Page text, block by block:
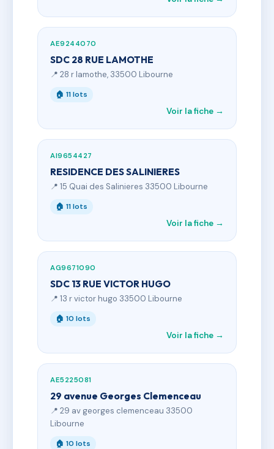
AE9244070
SDC 28 RUE LAMOTHE
📍 28 r lamothe, 33500 Libourne
🏠 11 lots
Voir la fiche →
AI9654427
RESIDENCE DES SALINIERES
📍 15 Quai des Salinieres 33500 Libourne
🏠 11 lots
Voir la fiche →
AG9671090
SDC 13 RUE VICTOR HUGO
📍 13 r victor hugo 33500 Libourne
🏠 10 lots
Voir la fiche →
AE5225081
29 avenue Georges Clemenceau
📍 29 av georges clemenceau 33500
Libourne
🏠 10 lots